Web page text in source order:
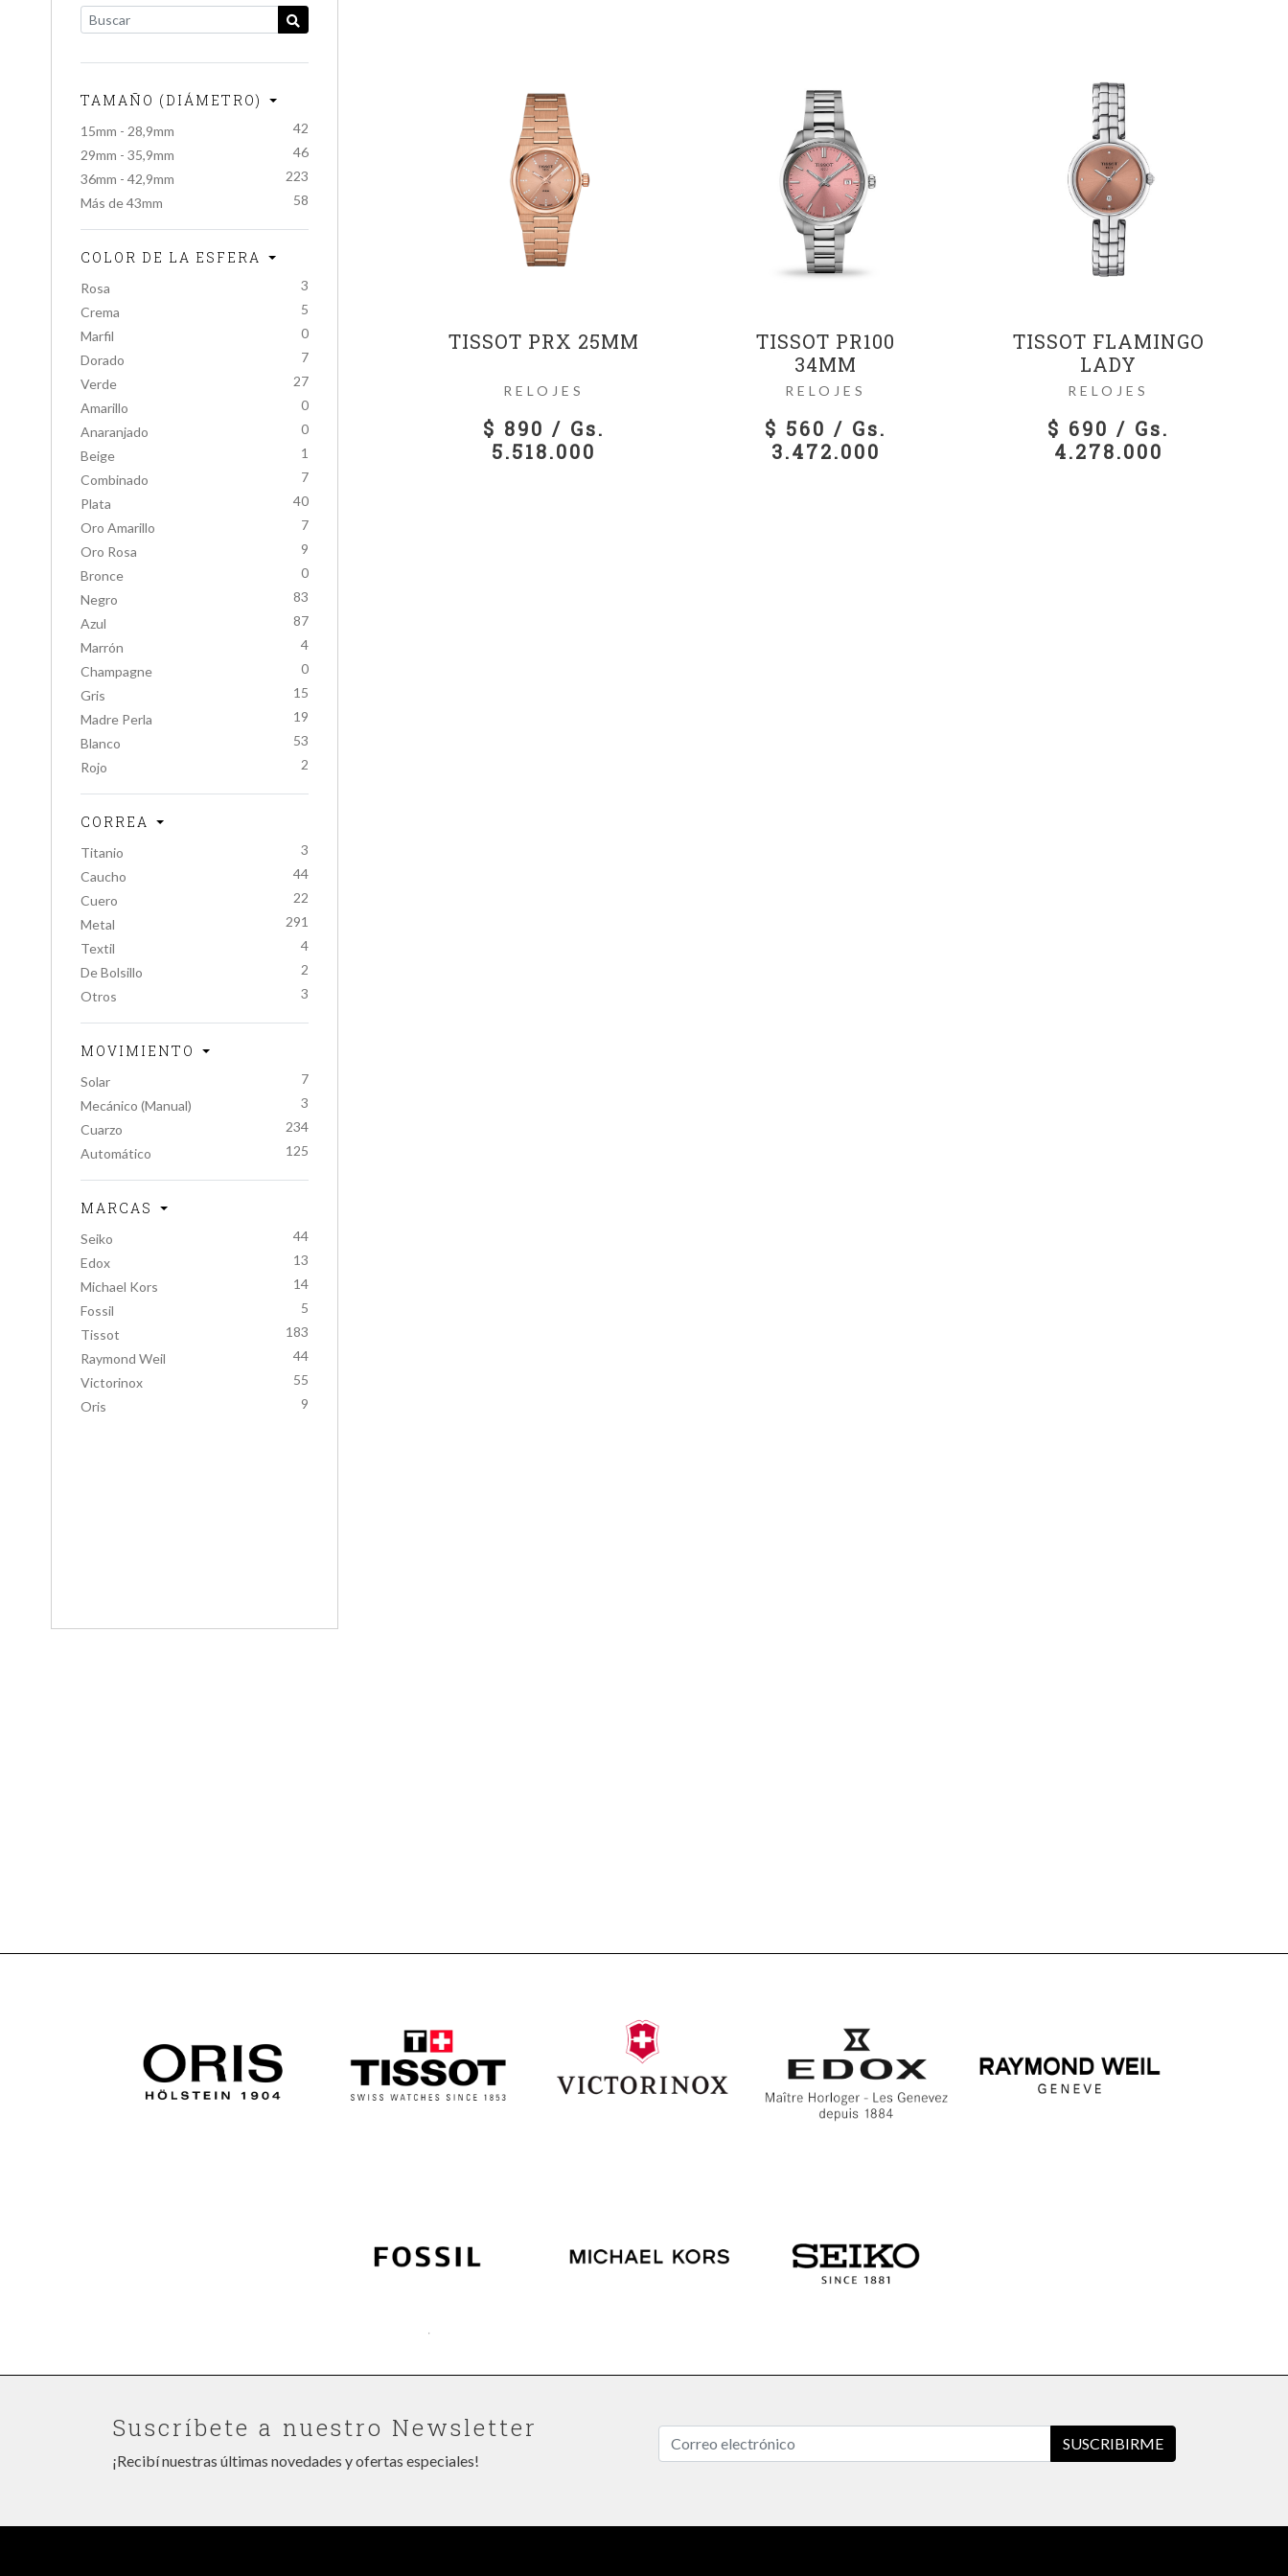
TAMAÑO (DIÁMETRO)
15mm - 28,9mm
42
29mm - 35,9mm
46
36mm - 42,9mm
223
Más de 43mm
58
COLOR DE LA ESFERA
Rosa
3
Crema
5
Marfil
0
Dorado
7
Verde
27
Amarillo
0
Anaranjado
0
Beige
1
Combinado
7
Plata
40
Oro Amarillo
7
Oro Rosa
9
Bronce
0
Negro
83
Azul
87
Marrón
4
Champagne
0
Gris
15
Madre Perla
19
Blanco
53
Rojo
2
CORREA
Titanio
3
Caucho
44
Cuero
22
Metal
291
Textil
4
De Bolsillo
2
Otros
3
MOVIMIENTO
Solar
7
Mecánico (Manual)
3
Cuarzo
234
Automático
125
MARCAS
Seiko
44
Edox
13
Michael Kors
14
Fossil
5
Tissot
183
Raymond Weil
44
Victorinox
55
Oris
9
TISSOT PRX 25MM
RELOJES
$ 890 / Gs.
5.518.000
TISSOT PR100
34MM
RELOJES
$ 560 / Gs.
3.472.000
TISSOT FLAMINGO
LADY
RELOJES
$ 690 / Gs.
4.278.000
Suscríbete a nuestro Newsletter
¡Recibí nuestras últimas novedades y ofertas especiales!
SUSCRIBIRME